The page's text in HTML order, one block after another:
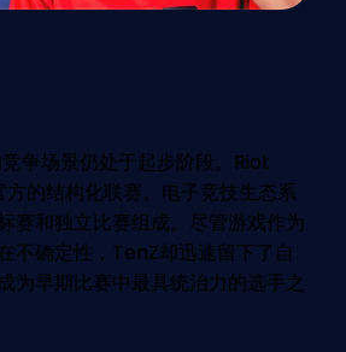
争场景仍处于起步阶段。Riot
的结构化联赛。电子竞技生态系
赛和独立比赛组成。尽管游戏作为
不确定性，TenZ却迅速留下了自
为早期比赛中最具统治力的选手之